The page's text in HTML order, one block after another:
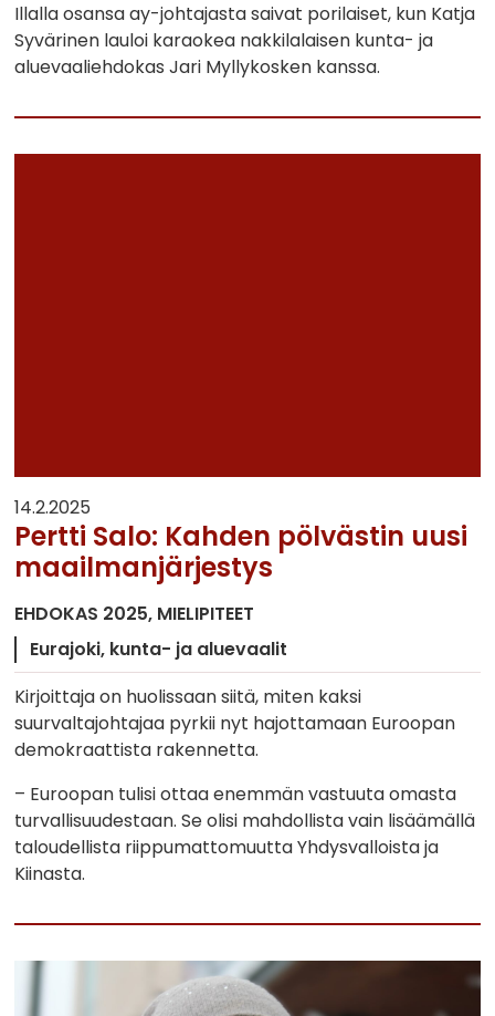
Illalla osansa ay-johtajasta saivat porilaiset, kun Katja
Syvärinen lauloi karaokea nakkilalaisen kunta- ja
aluevaaliehdokas Jari Myllykosken kanssa.
14.2.2025
Pertti Salo: Kahden pölvästin uusi
maailmanjärjestys
EHDOKAS 2025 MIELIPITEET
Eurajoki kunta- ja aluevaalit
Kirjoittaja on huolissaan siitä, miten kaksi
suurvaltajohtajaa pyrkii nyt hajottamaan Euroopan
demokraattista rakennetta.
– Euroopan tulisi ottaa enemmän vastuuta omasta
turvallisuudestaan. Se olisi mahdollista vain lisäämällä
taloudellista riippumattomuutta Yhdysvalloista ja
Kiinasta.